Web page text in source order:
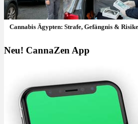
Cannabis Ägypten: Strafe, Gefängnis &
Neu! CannaZen App